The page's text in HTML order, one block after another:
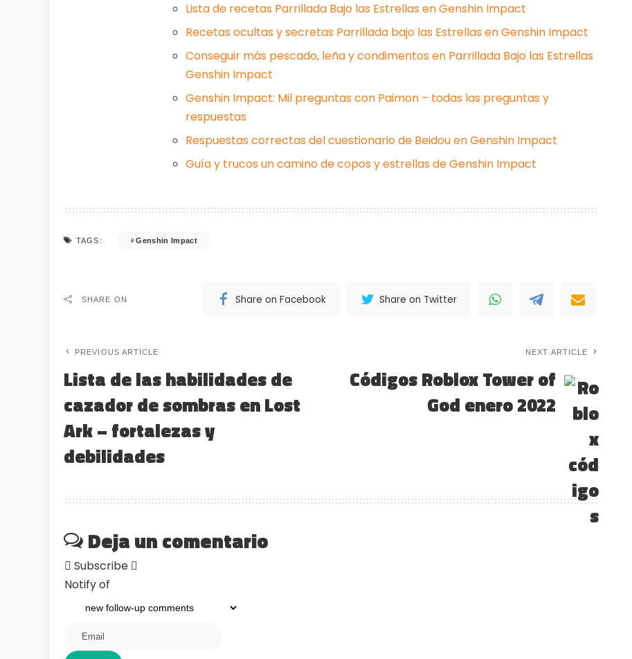
Lista de recetas Parrillada Bajo las Estrellas en Genshin Impact
Recetas ocultas y secretas Parrillada bajo las Estrellas en Genshin Impact
Conseguir más pescado, leña y condimentos en Parrillada Bajo las Estrellas
Genshin Impact
Genshin Impact: Mil preguntas con Paimon – todas las preguntas y
respuestas
Respuestas correctas del cuestionario de Beidou en Genshin Impact
Guía y trucos un camino de copos y estrellas de Genshin Impact
TAGS: Genshin Impact
SHARE ON Share on Facebook Share on Twitter
PREVIOUS ARTICLE
Lista de las habilidades de
cazador de sombras en Lost
Ark – fortalezas y
debilidades
NEXT ARTICLE
Códigos Roblox Tower of
God enero 2022
Deja un comentario
Subscribe
Notify of